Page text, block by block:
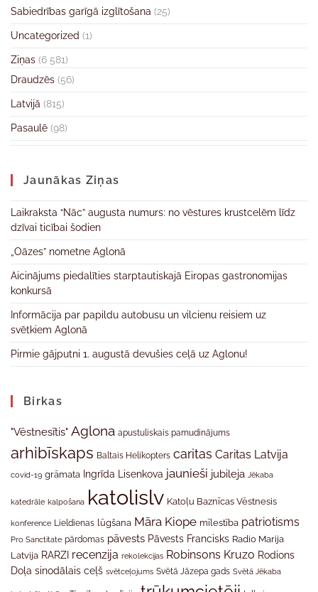
Sabiedrības garīgā izglītošana (25)
Uncategorized (1)
Ziņas (6 581)
Draudzēs (56)
Latvijā (815)
Pasaulē (98)
Jaunākas Ziņas
Laikraksta “Nāc” augusta numurs: no vēstures krustcelēm līdz
dzīvai ticībai šodien
„Oāzes” nometne Aglonā
Aicinājums piedalīties starptautiskajā Eiropas gastronomijas
konkursā
Informācija par papildu autobusu un vilcienu reisiem uz
svētkiem Aglonā
Pirmie gājputni 1. augustā devušies ceļā uz Aglonu!
Birkas
"Vēstnesītis" Aglona apustuliskais pamudinājums
arhibīskaps Baltais Helikopters caritas Caritas Latvija
covid-19 grāmata Ingrīda Lisenkova jaunieši jubileja Jēkaba
katedrāle kalpošana katolislv Katoļu Baznīcas Vēstnesis
konference Lieldienas lūgšana Māra Kiope mīlestība patriotisms
Pro Sanctitate pārdomas pāvests Pāvests Francisks Radio Marija
Latvija RARZI recenzija rekolekcijas Robinsons Kruzo Rodions
Doļa sinodālais ceļš svētceļojums Svētā Jāzepa gads Svētā Jēkaba